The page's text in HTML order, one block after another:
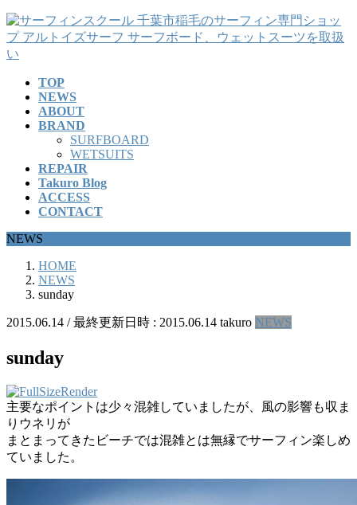
コ
ン
テ
ナ
ビ
ゲ
TOP
NEWS
ABOUT
BRAND
SURFBOARD
WETSUITS
REPAIR
Takuro Blog
ACCESS
CONTACT
NEWS
HOME
NEWS
sunday
2015.06.14 / 最終更新日時 : 2015.06.14 takuro NEWS
sunday
主要なポイントは少々混雑していましたが、風の影響も収ま
りウネリが
まとまってきたビーチでは混雑とは無縁でサーフィン楽しめ
ていました。